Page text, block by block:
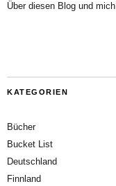
Über diesen Blog und mich
KATEGORIEN
Bücher
Bucket List
Deutschland
Finnland